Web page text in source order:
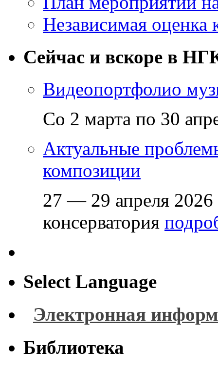
Независимая оценка
Сейчас и вскоре в
Видеопортфолио
Со 2 марта по 30
Актуальные
композиции
27 — 29 апреля 2026
консерватория
Select Language
Электронная
Библиотека